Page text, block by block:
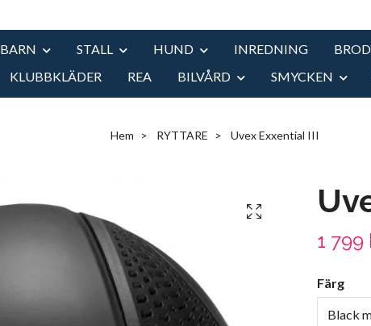
BARN STALL HUND INREDNING
KLUBBKLÄDER
REA BILVÅRD SMYCKEN
Hem RYTTARE Uvex Exxential III
1 799
Färg
Black